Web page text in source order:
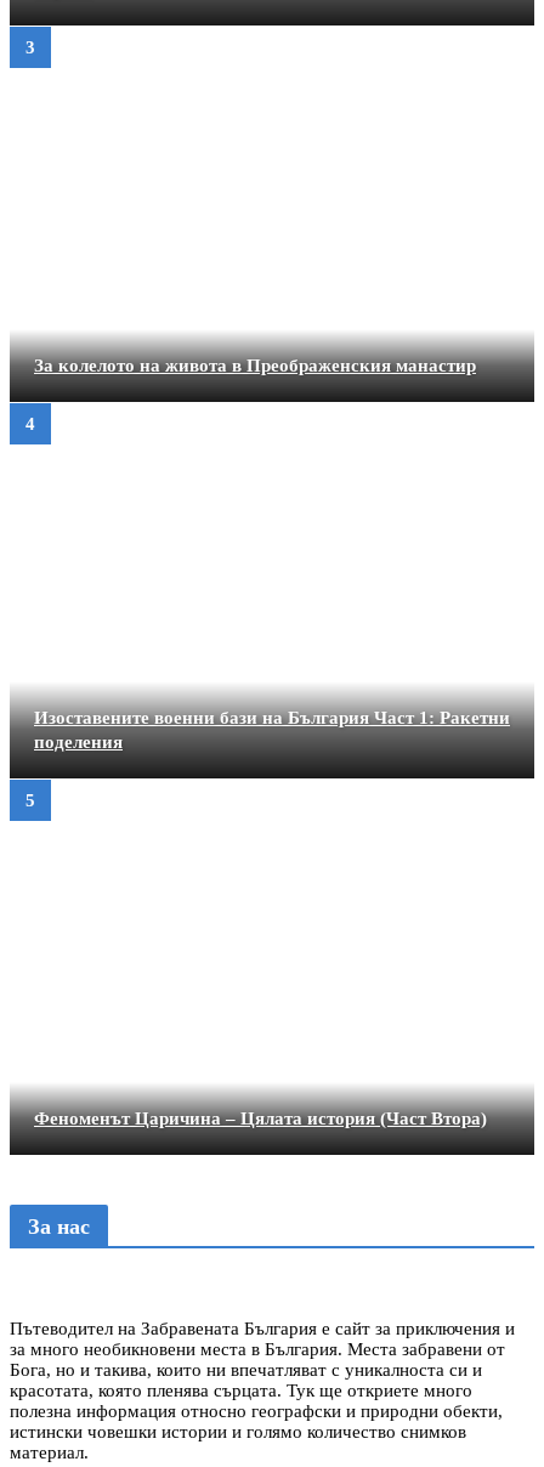
За колелото на живота в Преображенския манастир
Изоставените военни бази на България Част 1: Ракетни
поделения
Феноменът Царичина – Цялата история (Част Втора)
За нас
Пътеводител на Забравената България е сайт за приключения и
за много необикновени места в България. Места забравени от
Бога, но и такива, които ни впечатляват с уникалноста си и
красотата, която пленява сърцата. Тук ще откриете много
полезна информация относно географски и природни обекти,
истински човешки истории и голямо количество снимков
материал.